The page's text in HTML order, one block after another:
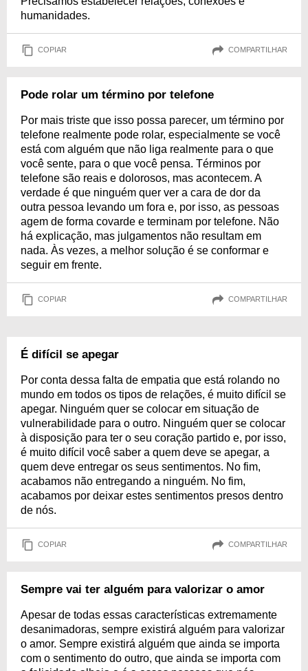
humanidades.
COPIAR COMPARTILHAR
Pode rolar um término por telefone
Por mais triste que isso possa parecer, um término por
telefone realmente pode rolar, especialmente se você
está com alguém que não liga realmente para o que
você sente, para o que você pensa. Términos por
telefone são reais e dolorosos, mas acontecem. A
verdade é que ninguém quer ver a cara de dor da
outra pessoa levando um fora e, por isso, as pessoas
agem de forma covarde e terminam por telefone. Não
há explicação, mas julgamentos não resultam em
nada. Às vezes, a melhor solução é se conformar e
seguir em frente.
COPIAR COMPARTILHAR
É difícil se apegar
Por conta dessa falta de empatia que está rolando no
mundo em todos os tipos de relações, é muito difícil se
apegar. Ninguém quer se colocar em situação de
vulnerabilidade para o outro. Ninguém quer se colocar
à disposição para ter o seu coração partido e, por isso,
é muito difícil você saber a quem deve se apegar, a
quem deve entregar os seus sentimentos. No fim,
acabamos não entregando a ninguém. No fim,
acabamos por deixar estes sentimentos presos dentro
de nós.
COPIAR COMPARTILHAR
Sempre vai ter alguém para valorizar o amor
Apesar de todas essas características extremamente
desanimadoras, sempre existirá alguém para valorizar
o amor. Sempre existirá alguém que ainda se importa
com o sentimento do outro, que ainda se importa com